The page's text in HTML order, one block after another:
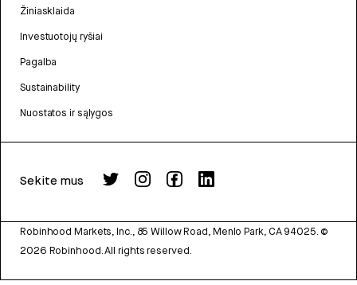
Žiniasklaida
Investuotojų ryšiai
Pagalba
Sustainability
Nuostatos ir sąlygos
Sekite mus
Robinhood Markets, Inc., 85 Willow Road, Menlo Park, CA 94025. ©
2026 Robinhood. All rights reserved.